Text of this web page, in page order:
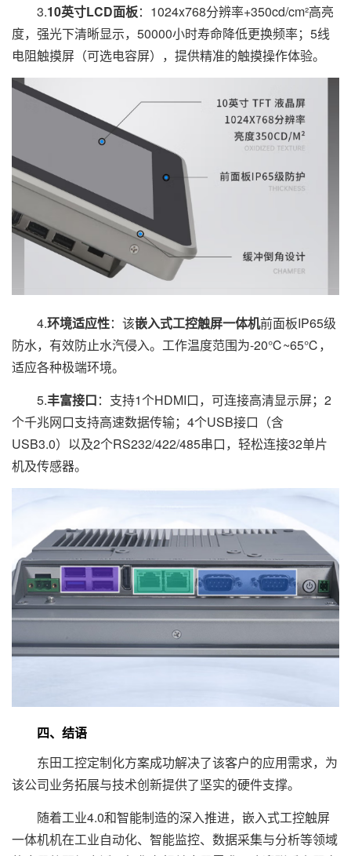
3.10英寸LCD面板：1024x768分辨率+350cd/cm²高亮
度，强光下清晰显示，50000小时寿命降低更换频率；5线
电阻触摸屏（可选电容屏），提供精准的触摸操作体验。
4.环境适应性：该嵌入式工控触屏一体机前面板IP65级
防水，有效防止水汽侵入。工作温度范围为-20℃~65℃，
适应各种极端环境。
5.丰富接口：支持1个HDMI口，可连接高清显示屏；2
个千兆网口支持高速数据传输；4个USB接口（含
USB3.0）以及2个RS232/422/485串口，轻松连接32单片
机及传感器。
四、结语
东田工控定制化方案成功解决了该客户的应用需求，为
该公司业务拓展与技术创新提供了坚实的硬件支撑。
随着工业4.0和智能制造的深入推进，嵌入式工控触屏
一体机机在工业自动化、智能监控、数据采集与分析等领域